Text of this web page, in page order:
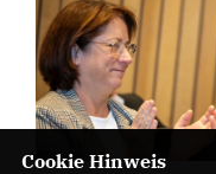
Cookie Hinweis